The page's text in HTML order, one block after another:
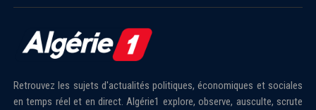
Retrouvez les sujets d'actualités politiques, économiques et sociales
en temps réel et en direct. Algérie1 explore, observe, ausculte, scrute